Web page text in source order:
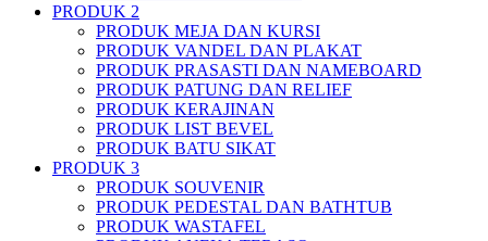
PRODUK 2
PRODUK MEJA DAN KURSI
PRODUK VANDEL DAN PLAKAT
PRODUK PRASASTI DAN NAMEBOARD
PRODUK PATUNG DAN RELIEF
PRODUK KERAJINAN
PRODUK LIST BEVEL
PRODUK BATU SIKAT
PRODUK 3
PRODUK SOUVENIR
PRODUK PEDESTAL DAN BATHTUB
PRODUK WASTAFEL